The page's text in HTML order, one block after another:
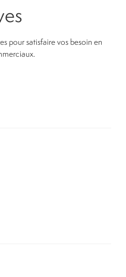
pour satisfaire vos besoin en